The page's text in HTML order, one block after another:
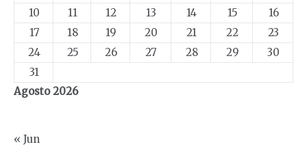
Agosto 2026
10
11 12 13 14 15
16
17
18 19 20 21 22
23
24
25 26 27 28 29
30
31
« Jun